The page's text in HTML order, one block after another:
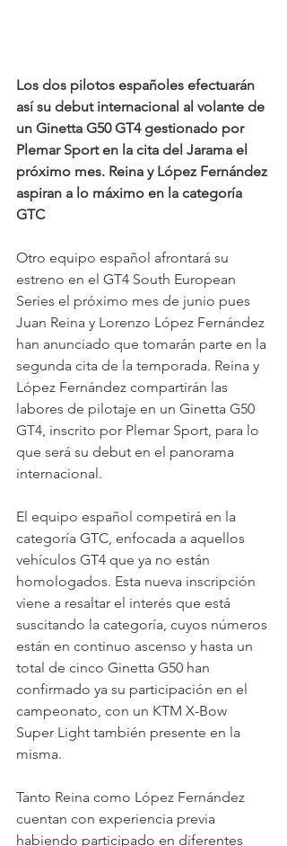
Los dos pilotos españoles efectuarán
así su debut internacional al volante de
un Ginetta G50 GT4 gestionado por
Plemar Sport en la cita del Jarama el
próximo mes. Reina y López Fernández
aspiran a lo máximo en la categoría
GTC
Otro equipo español afrontará su
estreno en el GT4 South European
Series el próximo mes de junio pues
Juan Reina y Lorenzo López Fernández
han anunciado que tomarán parte en la
segunda cita de la temporada. Reina y
López Fernández compartirán las
labores de pilotaje en un Ginetta G50
GT4, inscrito por Plemar Sport, para lo
que será su debut en el panorama
internacional.
El equipo español competirá en la
categoría GTC, enfocada a aquellos
vehículos GT4 que ya no están
homologados. Esta nueva inscripción
viene a resaltar el interés que está
suscitando la categoría, cuyos números
están en continuo ascenso y hasta un
total de cinco Ginetta G50 han
confirmado ya su participación en el
campeonato, con un KTM X-Bow
Super Light también presente en la
misma.
Tanto Reina como López Fernández
cuentan con experiencia previa
habiendo participado en diferentes